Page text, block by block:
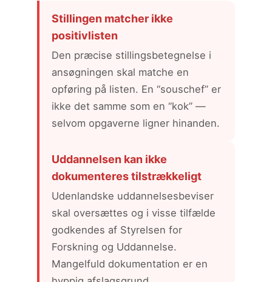
Stillingen matcher ikke
positivlisten
Den præcise stillingsbetegnelse i
ansøgningen skal matche en
opføring på listen. En “souschef” er
ikke det samme som en “kok” —
selvom opgaverne ligner hinanden.
Uddannelsen kan ikke
dokumenteres tilstrækkeligt
Udenlandske uddannelsesbeviser
skal oversættes og i visse tilfælde
godkendes af Styrelsen for
Forskning og Uddannelse.
Mangelfuld dokumentation er en